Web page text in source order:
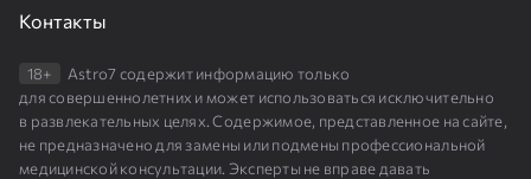
Контакты
18+
Astro7 содержит информацию только
для совершеннолетних и может использоваться исключительно
в развлекательных целях. Содержимое, представленное на сайте,
не предназначено для замены или подмены профессиональной
медицинской консультации. Эксперты не вправе давать